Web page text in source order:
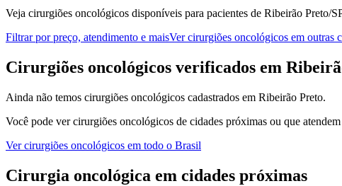
Veja cirurgiões oncológicos disponíveis para pacientes de Ribeirão Preto/
Filtrar por preço, atendimento e maisVercirurgiões oncológicos em outras
Cirurgiões oncológicos verificados em
Ainda não temos cirurgiões oncológicos cadastrados em Ribeirão Preto.
Você pode vercirurgiões oncológicos de cidades próximas ou que
Vercirurgiões oncológicos em todo o Brasil
Cirurgia oncológica em cidades próximas